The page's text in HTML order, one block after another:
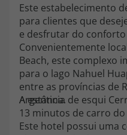
218 925 471
Custo de uma chamada
A sua agência de viagens Top
sempre mais perto de si, para
na marcação das suas viagens,
center a funcionar todos os dias
das 10:00 às 14:00.
Este estabelecimento
para clientes que
e desfrutar do conforto
Convenientemente
Beach, este complexo
para o lago Nahuel
entre as províncias de
Argentina.
A estância de esqui
13 minutos de carro
Este hotel possui uma